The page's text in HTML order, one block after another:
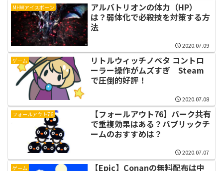
MHWアイスボーン
アルバトリオンの体力（HP）
は？弱体化で必殺技を対策する方
法
2020.07.09
ゲーム
リトルウィッチノベタ コントロ
ーラー操作がムズすぎ Steam
で圧倒的好評！
2020.07.08
フォールアウト76
【フォールアウト76】パーク共有
で重複効果はある？パブリックチ
ームのおすすめは？
2020.07.07
ゲーム 【Epic】Conanの無料配布は中